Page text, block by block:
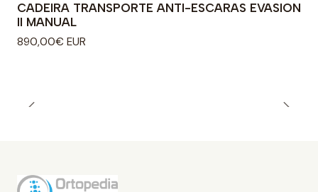
CADEIRA TRANSPORTE ANTI-ESCARAS EVASION
II MANUAL
890,00€ EUR